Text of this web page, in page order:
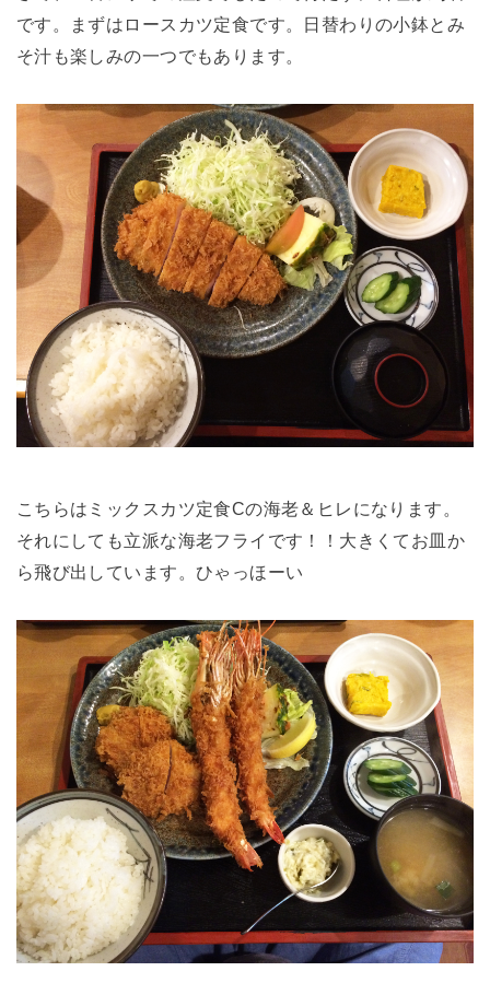
です。まずはロースカツ定食です。日替わりの小鉢とみ
そ汁も楽しみの一つでもあります。
こちらはミックスカツ定食Cの海老＆ヒレになります。
それにしても立派な海老フライです！！大きくてお皿か
ら飛び出しています。ひゃっほーい